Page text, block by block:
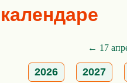
календаре
← 17
2026 2027